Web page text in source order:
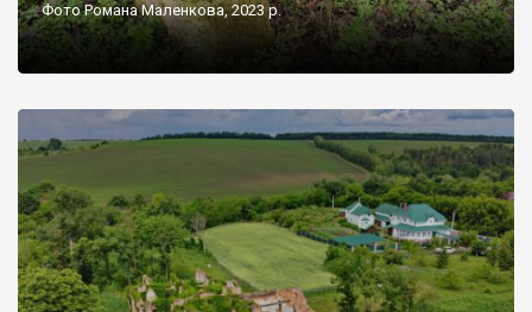
Фото Романа Маленкова, 2023 р.